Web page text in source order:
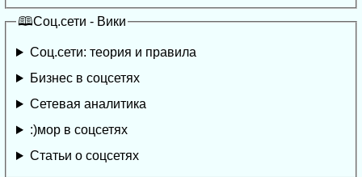
🕮Соц.сети - Вики
Соц.сети: теория и правила
Бизнес в соцсетях
Сетевая аналитика
:)мор в соцсетях
Статьи о соцсетях